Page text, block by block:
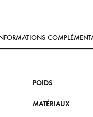
POIDS
MATÉRIAUX